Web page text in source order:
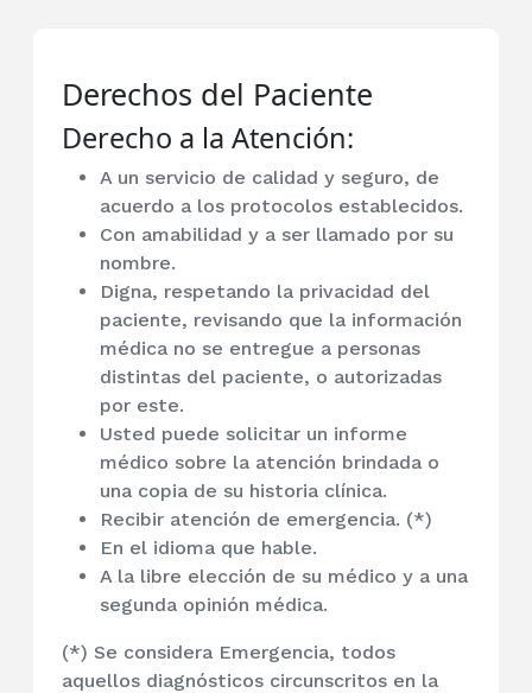
Derechos del Paciente
Derecho a la Atención:
A un servicio de calidad y seguro, de
acuerdo a los protocolos establecidos.
Con amabilidad y a ser llamado por su
nombre.
Digna, respetando la privacidad del
paciente, revisando que la información
médica no se entregue a personas
distintas del paciente, o autorizadas
por este.
Usted puede solicitar un informe
médico sobre la atención brindada o
una copia de su historia clínica.
Recibir atención de emergencia. (*)
En el idioma que hable.
A la libre elección de su médico y a una
segunda opinión médica.
(*) Se considera Emergencia, todos
aquellos diagnósticos circunscritos en la